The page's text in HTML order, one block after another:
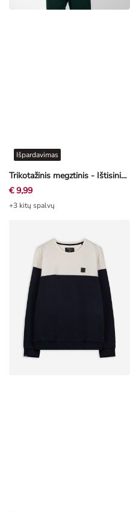
Trikotažinis megztinis - Ištisinis raštas - baltas
Išpardavimas
€ 9,99
+3 kitų spalvų